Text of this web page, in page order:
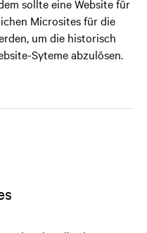
sollte eine Website für
Microsites für die
um die historisch
Syteme abzulösen.